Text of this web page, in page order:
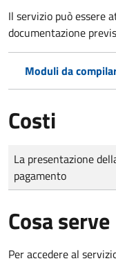
Il servizio può essere
documentazione
Moduli da
Costi
Tipo di pagamento
Importo
La presentazione
pagamento
Cosa serve
Per accedere al